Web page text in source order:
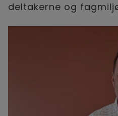
deltakerne og